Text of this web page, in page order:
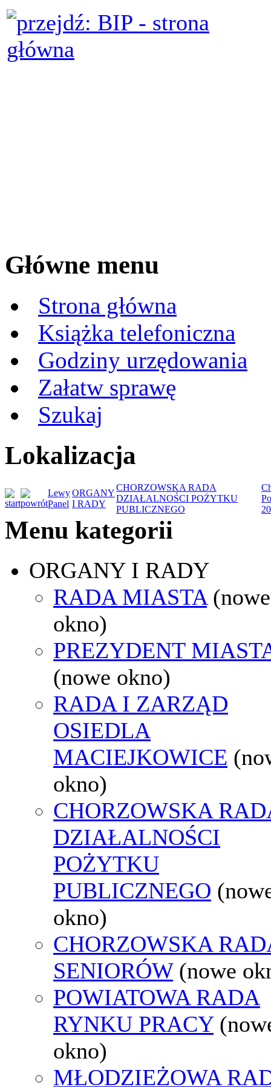
Główne menu
Strona główna
Książka telefoniczna
Godziny urzędowania
Załatw sprawę
Szukaj
Lokalizacja
Lewy
Panel
ORGANY
I RADY
CHORZOWSKA RADA
DZIAŁALNOŚCI POŻYTKU
PUBLICZNEGO
Menu kategorii
ORGANY I RADY
RADA MIASTA (nowe
okno)
PREZYDENT
(nowe okno)
RADA I ZARZĄD
OSIEDLA
MACIEJKOWICE
okno)
CHORZOWSKA
DZIAŁALNOŚCI
POŻYTKU
PUBLICZNEGO
okno)
CHORZOWSKA
SENIORÓW (nowe
POWIATOWA RADA
RYNKU PRACY
okno)
MŁODZIEŻOWA